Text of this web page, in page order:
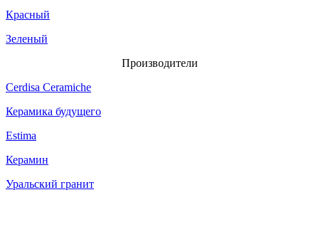
Красный
Зеленый
Производители
Cerdisa Ceramiche
Керамика будущего
Estima
Керамин
Уральский гранит